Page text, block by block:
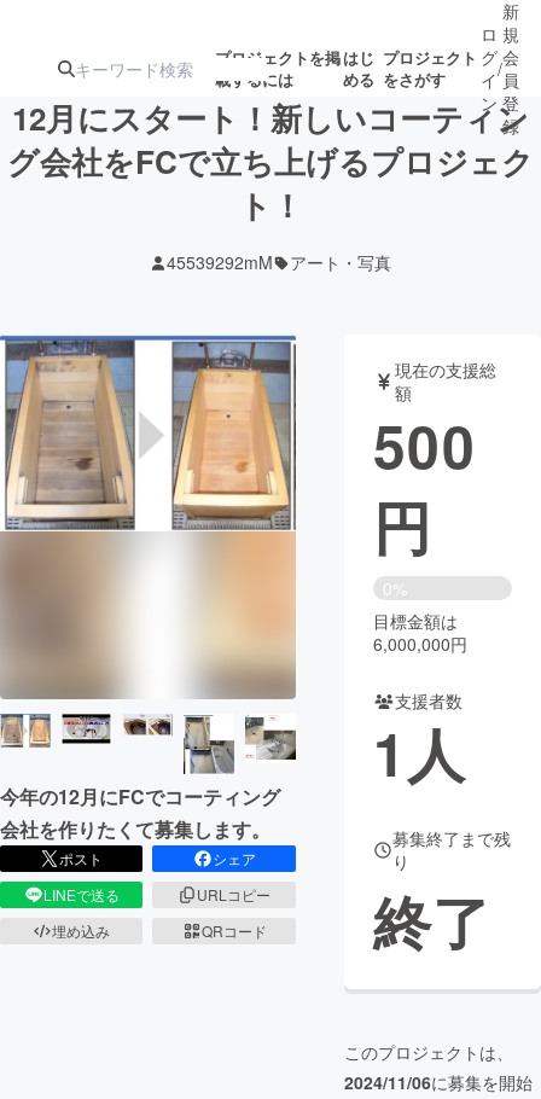
プロジェクトを掲
載するには
はじ
める
プロジェクト
をさがす
注目の新着プロ
テクノロジー・ガジェット
映像・映画 書籍・雑誌
ビジネス・起業
CAMPFIRE for Social Good
CAMPFIRE Creation
CAMPFIREふるさと納税machi-ya コミュニティ
ロ
グ
イ
ン
/
新
規
会
員
登
録
12月にスタート！新しいコーティン
グ会社をFCで立ち上げるプロジェク
ト！
45539292mM アート・写真
今年の12月にFCでコーティング
会社を作りたくて募集します。
ポスト
シェア
LINEで送る
URLコピー
埋め込み
QRコード
現在の支援総
額
500
円
0%
目標金額は
6,000,000円
支援者数
1人
募集終了まで残
り
終了
このプロジェクトは、
2024/11/06に募集を開始